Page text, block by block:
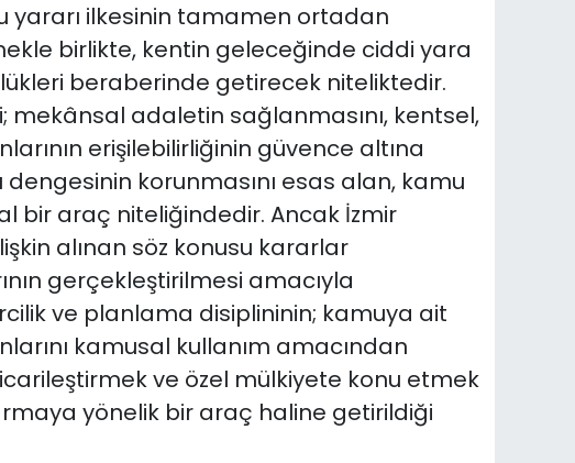
yararı ilkesinin tamamen ortadan
birlikte, kentin geleceğinde ciddi yara
beraberinde getirecek niteliktedir.
mekânsal adaletin sağlanmasını, kentsel,
erişilebilirliğinin güvence altına
dengesinin korunmasını esas alan, kamu
bir araç niteliğindedir. Ancak İzmir
alınan söz konusu kararlar
gerçekleştirilmesi amacıyla
ve planlama disiplininin; kamuya ait
kamusal kullanım amacından
ve özel mülkiyete konu etmek
yönelik bir araç haline getirildiği